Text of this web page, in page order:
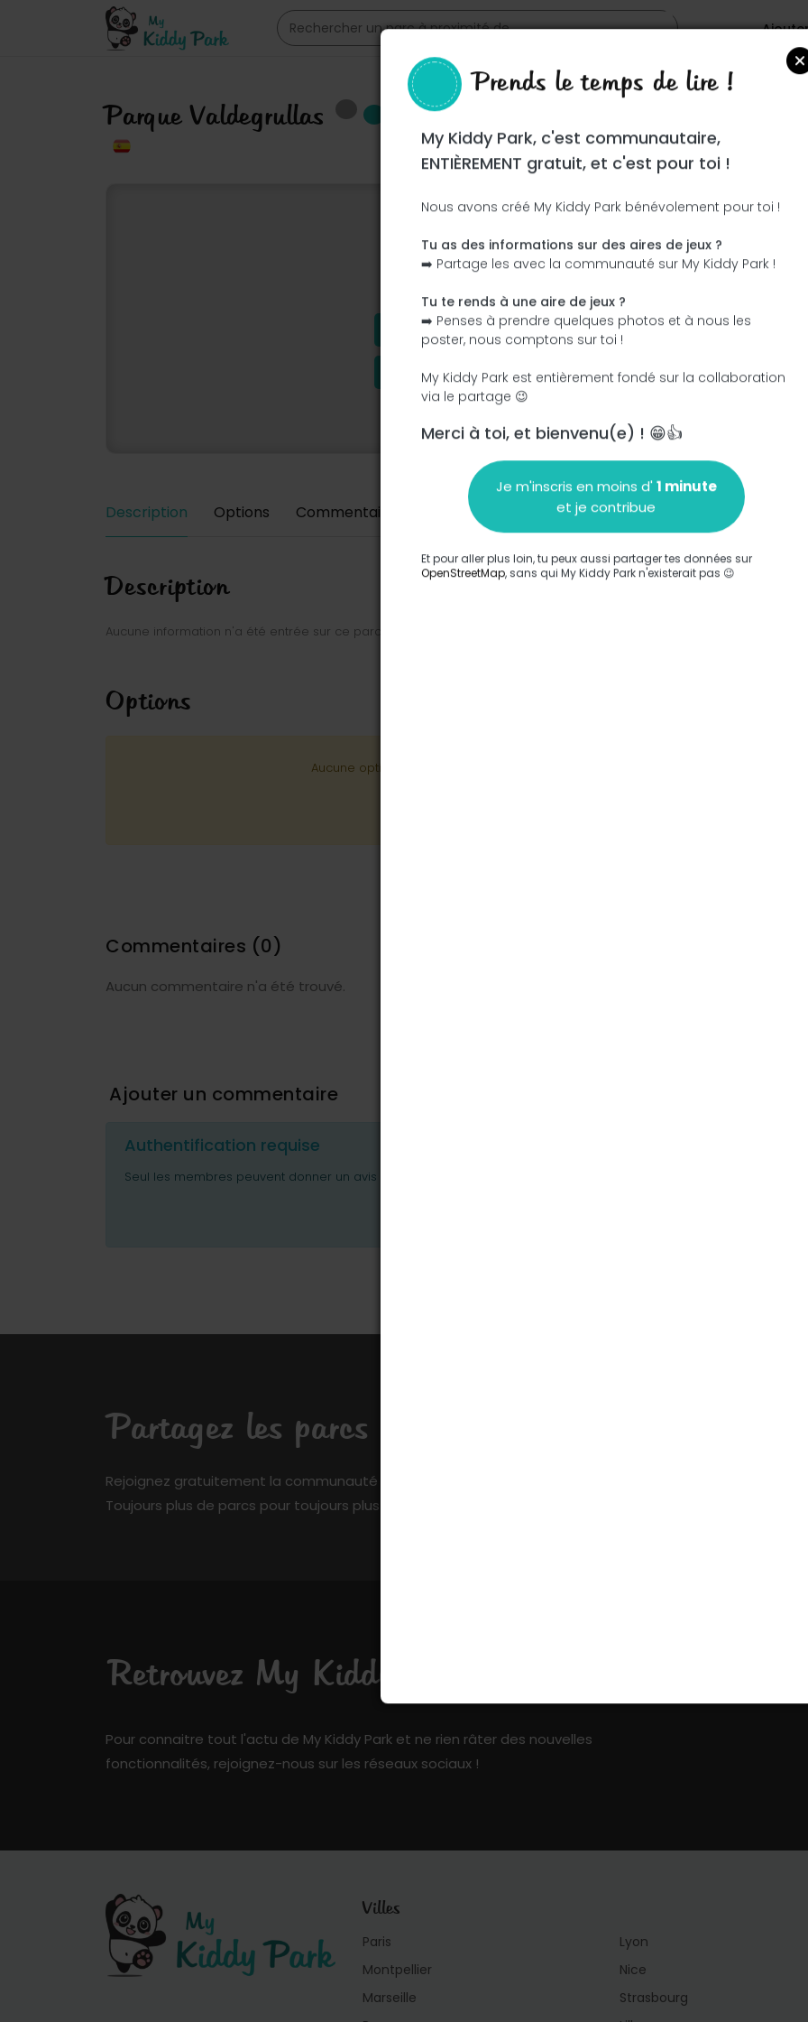
Parque Valdegrullas
Ce parc n'a pas encore été visité ! À toi de jouer !
J'ajoute le nom J'ajoute des photos
J'ajoute une description J'ajoute les équipements
Description Options Commentaires Ajouter un commentaire
Description
Aucune information n'a été entrée sur ce parc.
Options
Aucune option n'a été entrée sur ce parc.
Commentaires (0)
Aucun commentaire n'a été trouvé.
Ajouter un commentaire
Authentification requise
Seul les membres peuvent donner un avis ou poser des questions.
Partagez les parcs que vous connaissez
Rejoignez gratuitement la communauté de My Kiddy Park et ajoutez votre pierre à l’édifice !
Toujours plus de parcs pour toujours plus de fun !
Retrouvez My Kiddy Park sur les réseaux sociaux !
Pour connaitre tout l'actu de My Kiddy Park et ne rien râter des nouvelles
fonctionnalités, rejoignez-nous sur les réseaux sociaux !
Villes
Paris
Montpellier
Marseille
Lyon
Nice
Strasbourg
Prends le temps de lire !
My Kiddy Park, c'est communautaire,
ENTIÈREMENT gratuit, et c'est pour toi !
Nous avons créé My Kiddy Park bénévolement pour toi !
Tu as des informations sur des aires de jeux ?
➡️ Partage les avec la communauté sur My Kiddy Park !
Tu te rends à une aire de jeux ?
➡️ Penses à prendre quelques photos et à nous les
poster, nous comptons sur toi !
My Kiddy Park est entièrement fondé sur la collaboration
via le partage 😉
Merci à toi, et bienvenu(e) ! 😁👍
Je m'inscris en moins d'1 minute
et je contribue
Et pour aller plus loin, tu peux aussi partager tes données sur
OpenStreetMap, sans qui My Kiddy Park n'existerait pas 😉